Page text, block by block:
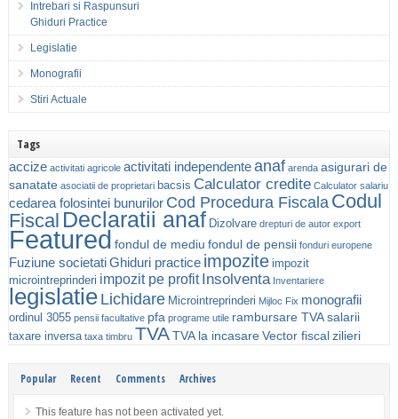
Intrebari si Raspunsuri
Ghiduri Practice
Legislatie
Monografii
Stiri Actuale
Tags
accize activitati agricole activitati independenteanaf arenda asigurari de
sanatate asociatii de proprietari bacsis Calculator credite Calculator salariu
cedarea folosintei bunurilor Cod Procedura Fiscala Codul
Fiscal Declaratii anaf Dizolvare drepturi de autor export
Featured fondul de mediu fondul de pensii fonduri europene
Fuziune societatiGhiduri practice impozite impozit
microintreprinderi impozit pe profit Insolventa Inventariere
legislatieLichidare Microintreprinderi Mijloc Fix monografii
ordinul 3055 pensii facultative pfa programe utile rambursare TVAsalarii
taxare inversa taxa timbru TVATVA la incasareVector fiscalzilieri
Popular Recent Comments Archives
This feature has not been activated yet.